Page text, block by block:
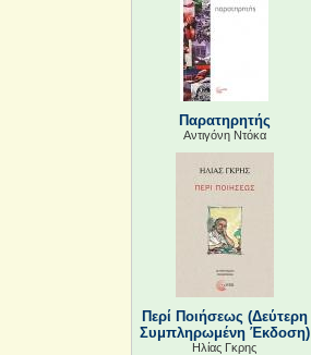
Παρατηρητής
Αντιγόνη Ντόκα
Περί Ποιήσεως (Δεύτερη
Συμπληρωμένη Έκδοση)
Ηλίας Γκρης